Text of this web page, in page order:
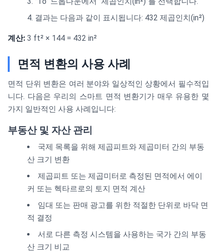
결과는 다음과 같이 표시됩니다: 432 제곱인치(in²)
계산: 3 ft² × 144 = 432 in²
면적 변환의 사용 사례
면적 단위 변환은 여러 분야와 일상적인 상황에서 필수적입
니다. 다음은 우리의 스마트 면적 변환기가 매우 유용한 몇
가지 일반적인 사용 사례입니다:
부동산 및 자산 관리
국제 목록을 위해 제곱피트와 제곱미터 간의 부동
산 크기 변환
제곱피트 또는 제곱미터로 측정된 면적에서 에이
커 또는 헥타르로의 토지 면적 계산
임대 또는 판매 광고를 위한 적절한 단위로 바닥 면
적 결정
서로 다른 측정 시스템을 사용하는 국가 간의 부동
산 크기 비교